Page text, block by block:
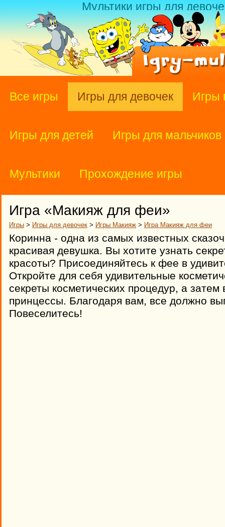
Мультики игры для
Все игры Игры для девочек Игры
Игры для детей Игры для мальчиков
Мультики Прохождение игры
Игра «Макияж для феи»
Игры > Игры для девочек > Игры Макияж > Игра Макияж для феи
Коринна - одна из самых известных
красивая девушка. Вы хотите узнать
красоты? Присоединяйтесь к фее в
Откройте для себя удивительные
секреты косметических процедур, а
принцессы. Благодаря вам, все должно
Повеселитесь!